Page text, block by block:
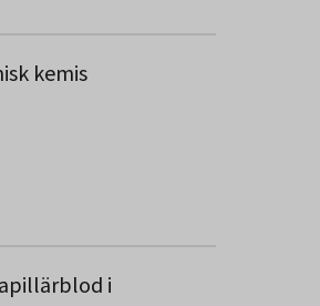
kemis
i